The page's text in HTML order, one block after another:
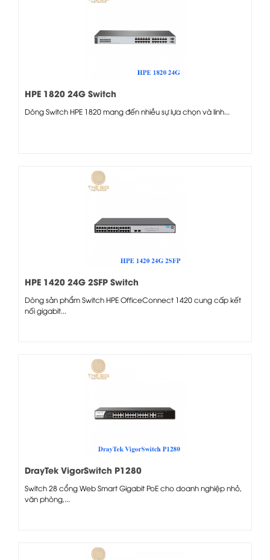
HPE 1820 24G Switch
Dòng Switch HPE 1820 mang đến nhiều sự lựa chọn và linh...
HPE 1420 24G 2SFP Switch
Dòng sản phẩm Switch HPE OfficeConnect 1420 cung cấp kết
nối gigabit...
DrayTek VigorSwitch P1280
Switch 28 cổng Web Smart Gigabit PoE cho doanh nghiệp nhỏ,
văn phòng,...